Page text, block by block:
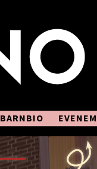
BARNBIO